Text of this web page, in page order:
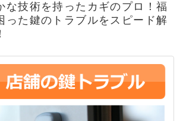
な技術を持ったカギのプロ！福
った鍵のトラブルをスピード解